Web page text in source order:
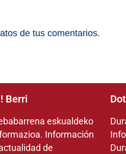
de tus comentarios.
Berri
eskualdeko
Información
de